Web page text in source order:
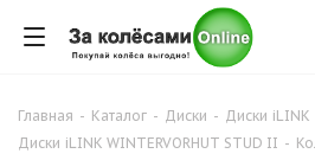
Главная - Каталог - Диски - Диски iLINK
Диски iLINK WINTERVORHUT STUD II -